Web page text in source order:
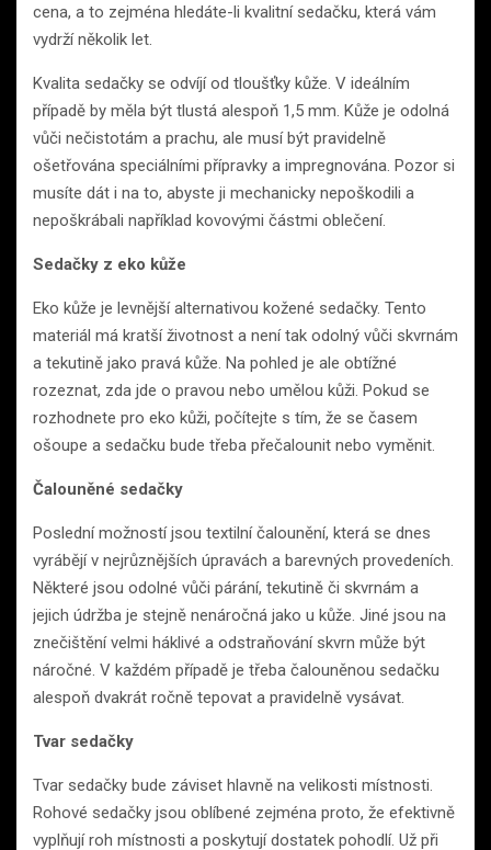
cena, a to zejména hledáte-li kvalitní sedačku, která vám
vydrží několik let.
Kvalita sedačky se odvíjí od tloušťky kůže. V ideálním
případě by měla být tlustá alespoň 1,5 mm. Kůže je odolná
vůči nečistotám a prachu, ale musí být pravidelně
ošetřována speciálními přípravky a impregnována. Pozor si
musíte dát i na to, abyste ji mechanicky nepoškodili a
nepoškrábali například kovovými částmi oblečení.
Sedačky z eko kůže
Eko kůže je levnější alternativou kožené sedačky. Tento
materiál má kratší životnost a není tak odolný vůči skvrnám
a tekutině jako pravá kůže. Na pohled je ale obtížné
rozeznat, zda jde o pravou nebo umělou kůži. Pokud se
rozhodnete pro eko kůži, počítejte s tím, že se časem
ošoupe a sedačku bude třeba přečalounit nebo vyměnit.
Čalouněné sedačky
Poslední možností jsou textilní čalounění, která se dnes
vyrábějí v nejrůznějších úpravách a barevných provedeních.
Některé jsou odolné vůči párání, tekutině či skvrnám a
jejich údržba je stejně nenáročná jako u kůže. Jiné jsou na
znečištění velmi háklivé a odstraňování skvrn může být
náročné. V každém případě je třeba čalouněnou sedačku
alespoň dvakrát ročně tepovat a pravidelně vysávat.
Tvar sedačky
Tvar sedačky bude záviset hlavně na velikosti místnosti.
Rohové sedačky jsou oblíbené zejména proto, že efektivně
vyplňují roh místnosti a poskytují dostatek pohodlí. Už při